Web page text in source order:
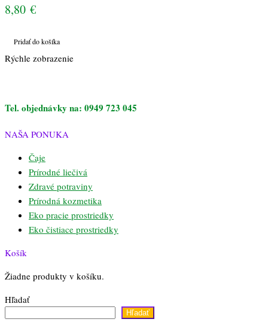
8,80 €
Pridať do košíka
Rýchle zobrazenie
Tel. objednávky na: 0949 723 045
NAŠA PONUKA
Čaje
Prírodné liečivá
Zdravé potraviny
Prírodná kozmetika
Eko pracie prostriedky
Eko čistiace prostriedky
Košík
Žiadne produkty v košíku.
Hľadať
Hľadať